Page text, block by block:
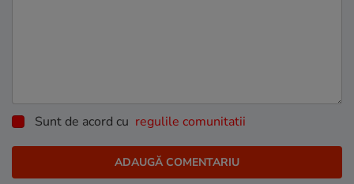
Sunt de acord cu regulile comunitatii